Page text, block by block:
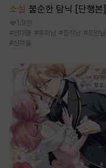
소설 불순한 탐닉 [단행본]
1.9만
#현대물 #후회남 #집착남 #오만남
#신파물